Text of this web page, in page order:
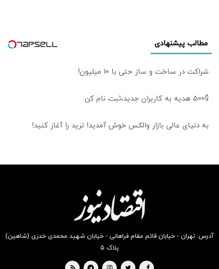
مطالب پیشنهادی
شراکت در ساخت و ساز حتی با 10 میلیون!
500$ هدیه به کاربران جدید،ثبت نام کن
به دنیای عالی بازار والکس خوش آمدید! ترید را آغاز کنید!
آدرس: تهران - خیابان قائم مقام فراهانی - خیابان شهید محمدی خدری (شاهین)
پلاک ۵